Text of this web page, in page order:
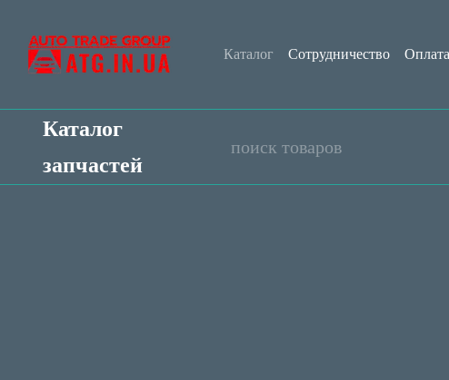
Каталог Сотрудничество
Каталог
запчастей